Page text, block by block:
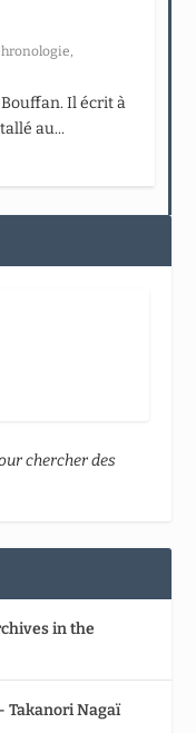
,
Il écrit à
au...
chercher des
in the
Takanori Nagaï